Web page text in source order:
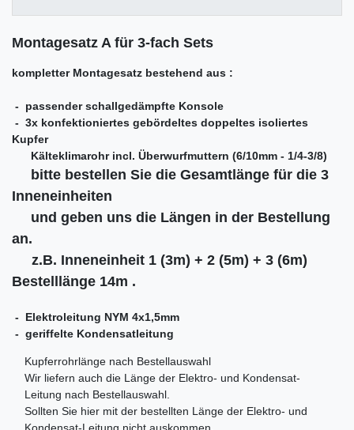
Montagesatz A für 3-fach Sets
kompletter Montagesatz bestehend aus :
- passender schallgedämpfte Konsole
- 3x konfektioniertes gebördeltes doppeltes isoliertes
Kupfer
Kälteklimarohr incl. Überwurfmuttern (6/10mm - 1/4-3/8)
bitte bestellen Sie die Gesamtlänge für die 3
Inneneinheiten
und geben uns die Längen in der Bestellung
an.
z.B. Inneneinheit 1 (3m) + 2 (5m) + 3 (6m)
Bestelllänge 14m .
- Elektroleitung NYM 4x1,5mm
- geriffelte Kondensatleitung
Kupferrohrlänge nach Bestellauswahl
Wir liefern auch die Länge der Elektro- und Kondensat-
Leitung nach Bestellauswahl.
Sollten Sie hier mit der bestellten Länge der Elektro- und